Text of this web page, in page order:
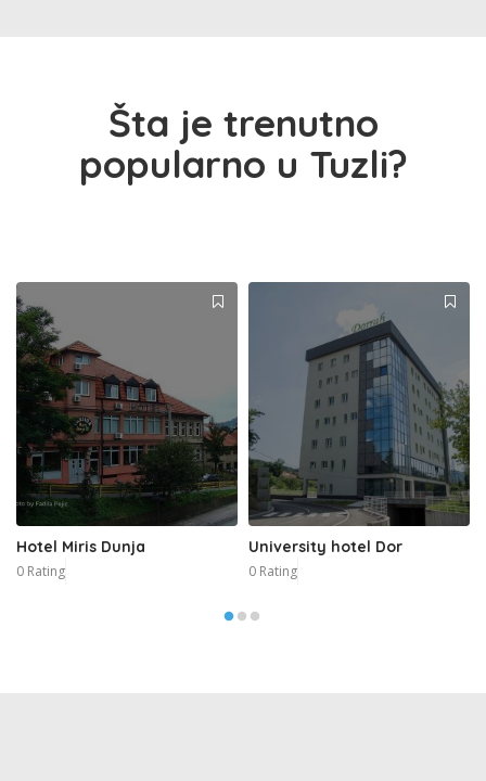
Šta je trenutno
popularno u Tuzli?
Hotel Miris Dunja
0 Rating
University hotel Dor
0 Rating